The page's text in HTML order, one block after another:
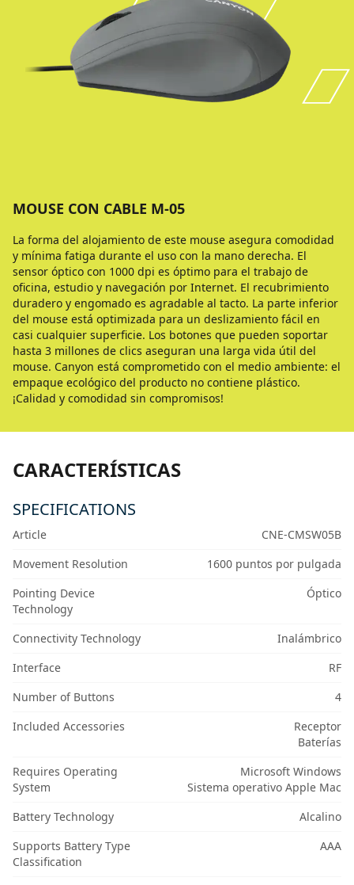
MOUSE CON CABLE M-05
La forma del alojamiento de este mouse asegura comodidad
y mínima fatiga durante el uso con la mano derecha. El
sensor óptico con 1000 dpi es óptimo para el trabajo de
oficina, estudio y navegación por Internet. El recubrimiento
duradero y engomado es agradable al tacto. La parte inferior
del mouse está optimizada para un deslizamiento fácil en
casi cualquier superficie. Los botones que pueden soportar
hasta 3 millones de clics aseguran una larga vida útil del
mouse. Canyon está comprometido con el medio ambiente: el
empaque ecológico del producto no contiene plástico.
¡Calidad y comodidad sin compromisos!
CARACTERÍSTICAS
SPECIFICATIONS
Article
CNE-CMSW05B
Movement Resolution
1600 puntos por pulgada
Pointing Device
Technology
Óptico
Connectivity Technology
Inalámbrico
Interface
RF
Number of Buttons
4
Included Accessories
Receptor
Baterías
Requires Operating
System
Microsoft Windows
Sistema operativo Apple Mac
Battery Technology
Alcalino
Supports Battery Type
Classification
AAA